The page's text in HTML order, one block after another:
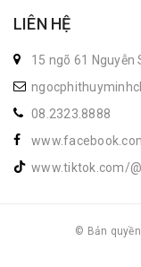
LIÊN HỆ
15 ngõ 61 Nguyễn
08.2323.8888
www.tiktok.com/
© Bản